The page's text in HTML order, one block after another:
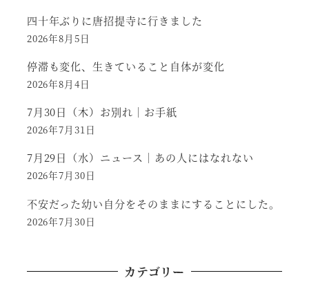
四十年ぶりに唐招提寺に行きました
2026年8月5日
停滞も変化、生きていること自体が変化
2026年8月4日
7月30日（木）お別れ｜お手紙
2026年7月31日
7月29日（水）ニュース｜あの人にはなれない
2026年7月30日
不安だった幼い自分をそのままにすることにした。
2026年7月30日
カテゴリー